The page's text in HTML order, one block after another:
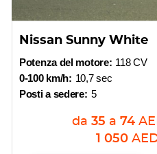
Nissan Sunny White
Potenza del motore: 118 CV
0-100 km/h: 10,7 sec
Posti a sedere: 5
da 35 a 74
1 050